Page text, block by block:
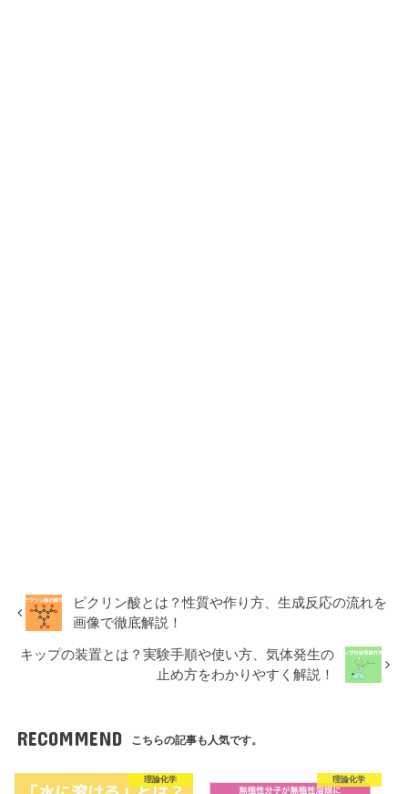
ピクリン酸とは？性質や作り方、生成反応の流れを
画像で徹底解説！
キップの装置とは？実験手順や使い方、気体発生の
止め方をわかりやすく解説！
RECOMMEND こちらの記事も人気です。
理論化学 理論化学